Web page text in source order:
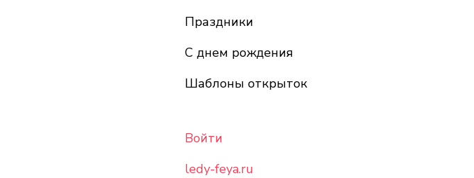
Праздники
С днем рождения
Шаблоны открыток
Войти
ledy-feya.ru